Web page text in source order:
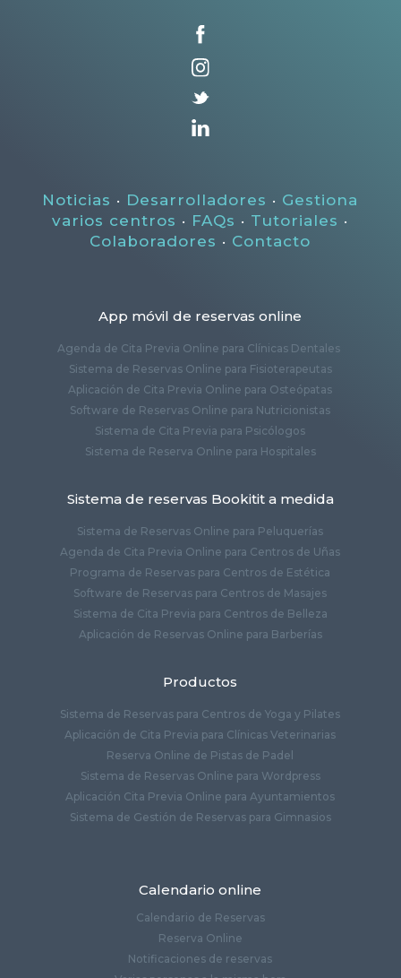
Noticias · Desarrolladores · Gestiona
varios centros · FAQs · Tutoriales ·
Colaboradores · Contacto
App móvil de reservas online
Agenda de Cita Previa Online para Clínicas Dentales
Sistema de Reservas Online para Fisioterapeutas
Aplicación de Cita Previa Online para Osteópatas
Software de Reservas Online para Nutricionistas
Sistema de Cita Previa para Psicólogos
Sistema de Reserva Online para Hospitales
Sistema de reservas Bookitit a medida
Sistema de Reservas Online para Peluquerías
Agenda de Cita Previa Online para Centros de Uñas
Programa de Reservas para Centros de Estética
Software de Reservas para Centros de Masajes
Sistema de Cita Previa para Centros de Belleza
Aplicación de Reservas Online para Barberías
Productos
Sistema de Reservas para Centros de Yoga y Pilates
Aplicación de Cita Previa para Clínicas Veterinarias
Reserva Online de Pistas de Padel
Sistema de Reservas Online para Wordpress
Aplicación Cita Previa Online para Ayuntamientos
Sistema de Gestión de Reservas para Gimnasios
Calendario online
Calendario de Reservas
Reserva Online
Notificaciones de reservas